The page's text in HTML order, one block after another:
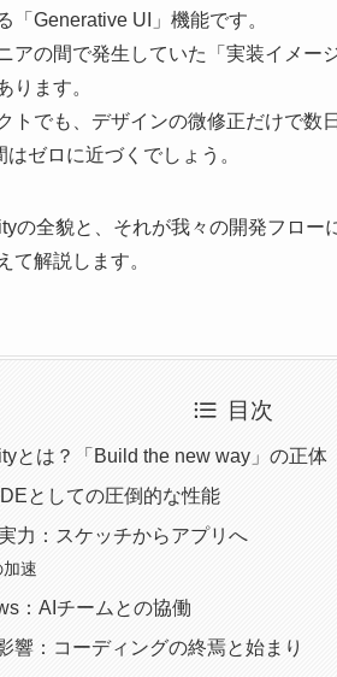
Generative UI」機能です。
アの間で発生していた「実装イメー
ります。
トでも、デザインの微修正だけで数
ゼロに近づくでしょう。
の全貌と、それが我々の開発フロ
て解説します。
目次
とは？「Build the new way」の正体
としての圧倒的な性能
力：スケッチからアプリへ
速
：AIチームとの協働
響：コーディングの終焉と始まり